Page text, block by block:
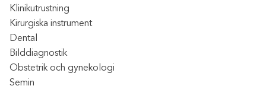
Klinikutrustning
Kirurgiska instrument
Dental
Bilddiagnostik
Obstetrik och gynekologi
Semin